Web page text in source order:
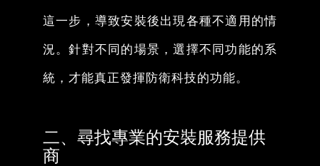
這一步，導致安裝後出現各種不適用的情
況。針對不同的場景，選擇不同功能的系
統，才能真正發揮防衛科技的功能。
二、尋找專業的安裝服務提供
商